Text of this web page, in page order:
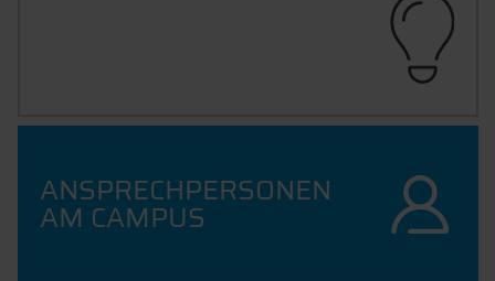
ANSPRECHPERSONEN
AM CAMPUS